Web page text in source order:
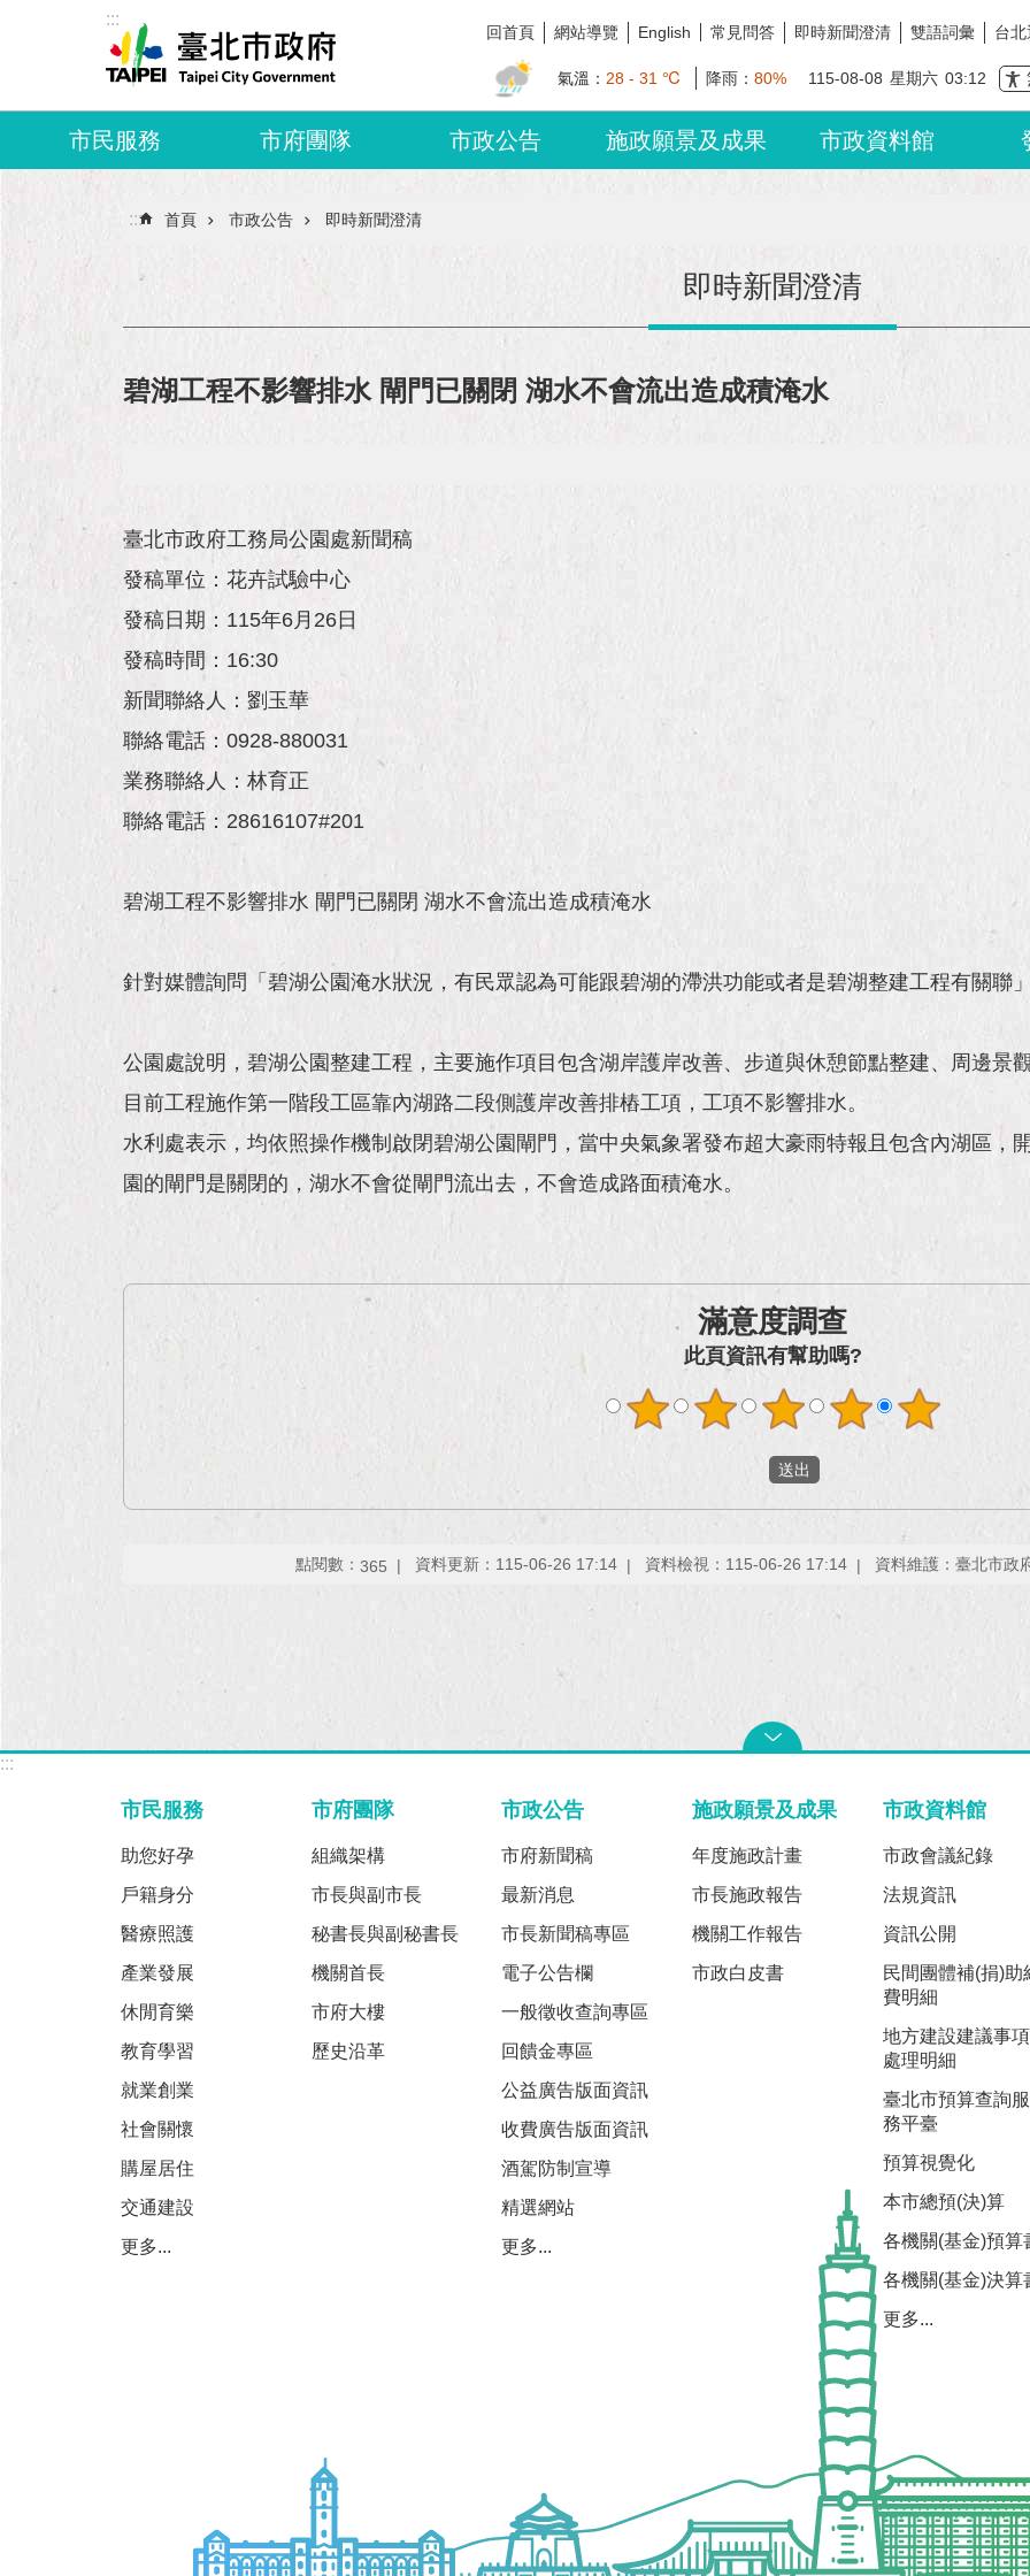
跳到主要內容區塊
:::
回首頁 網站導覽 English 常見問答 即時新聞澄清 雙語詞彙 台北
氣溫： 28 - 31 ℃ 降雨： 80% 115-08-08 星期六 03:12
市民服務 市府團隊 市政公告 施政願景及成果 市政資料館
::: 首頁 市政公告 即時新聞澄清
即時新聞澄清
碧湖工程不影響排水 閘門已關閉 湖水不會流出造成積淹水
臺北市政府工務局公園處新聞稿
發稿單位：花卉試驗中心
發稿日期：115年6月26日
發稿時間：16:30
新聞聯絡人：劉玉華
聯絡電話：0928-880031
業務聯絡人：林育正
聯絡電話：28616107#201
碧湖工程不影響排水 閘門已關閉 湖水不會流出造成積淹水
針對媒體詢問「碧湖公園淹水狀況，有民眾認為可能跟碧湖的滯洪功能或者是碧湖整建工程有關聯
公園處說明，碧湖公園整建工程，主要施作項目包含湖岸護岸改善、步道與休憩節點整建、周邊景
目前工程施作第一階段工區靠內湖路二段側護岸改善排樁工項，工項不影響排水。
水利處表示，均依照操作機制啟閉碧湖公園閘門，當中央氣象署發布超大豪雨特報且包含內湖區，
園的閘門是關閉的，湖水不會從閘門流出去，不會造成路面積淹水。
滿意度調查
此頁資訊有幫助嗎?
點閱數： 365 資料更新：115-06-26 17:14 資料檢視：115-06-26 17:14 資料維護：臺北市政
:::
市民服務
助您好孕
戶籍身分
醫療照護
產業發展
休閒育樂
教育學習
就業創業
社會關懷
購屋居住
交通建設
更多...
市府團隊
組織架構
市長與副市長
秘書長與副秘書長
機關首長
市府大樓
歷史沿革
市政公告
市府新聞稿
最新消息
市長新聞稿專區
電子公告欄
一般徵收查詢專區
回饋金專區
公益廣告版面資訊
收費廣告版面資訊
酒駕防制宣導
精選網站
更多...
施政願景及成果
年度施政計畫
市長施政報告
機關工作報告
市政白皮書
市政資料館
市政會議紀錄
法規資訊
資訊公開
民間團體補(捐)助
費明細
地方建設建議事項
處理明細
臺北市預算查詢服
務平臺
預算視覺化
本市總預(決)算
各機關(基金)預算
各機關(基金)決算
更多...